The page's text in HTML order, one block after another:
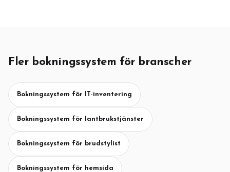
Fler bokningssystem för branscher
Bokningssystem för IT-inventering
Bokningssystem för lantbrukstjänster
Bokningssystem för brudstylist
Bokningssystem för hemsida